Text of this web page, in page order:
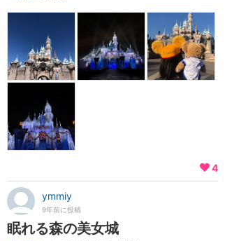
4
ymmiy
9年前に投稿
眠れる森の美女城